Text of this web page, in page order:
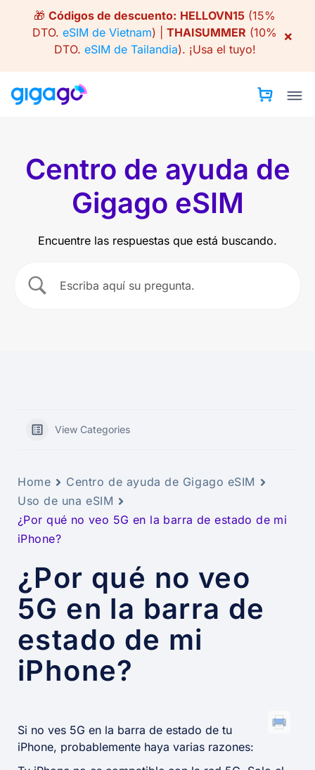
🎁 Códigos de descuento: HELLOVN15 (15%
DTO. eSIM de Vietnam) | THAISUMMER (10%
DTO. eSIM de Tailandia). ¡Usa el tuyo!
×
Centro de ayuda de
Gigago eSIM
Encuentre las respuestas que está buscando.
View Categories
Home
Centro de ayuda de Gigago eSIM
Uso de una eSIM
¿Por qué no veo 5G en la barra de estado de mi
iPhone?
¿Por qué no veo
5G en la barra de
estado de mi
iPhone?
Si no ves 5G en la barra de estado de tu
iPhone, probablemente haya varias razones: